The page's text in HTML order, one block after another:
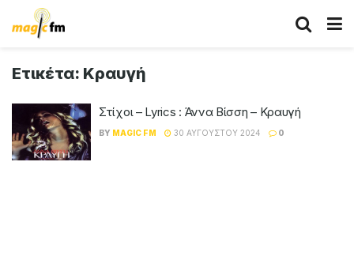
Ετικέτα: Κραυγή
Στίχοι – Lyrics : Άννα Βίσση – Κραυγή
BY MAGIC FM 30 ΑΥΓΟΎΣΤΟΥ 2024 0